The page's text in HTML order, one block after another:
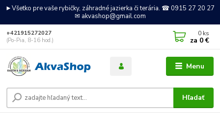
►Všetko pre vaše rybičky, záhradné jazierka či terária. ☎ 0915 27 20 27
✉ akvashop@gmail.com
Menu
Hľadať
+421915272027
(Po-Pia, 8-16 hod.)
0 ks
za 0 €